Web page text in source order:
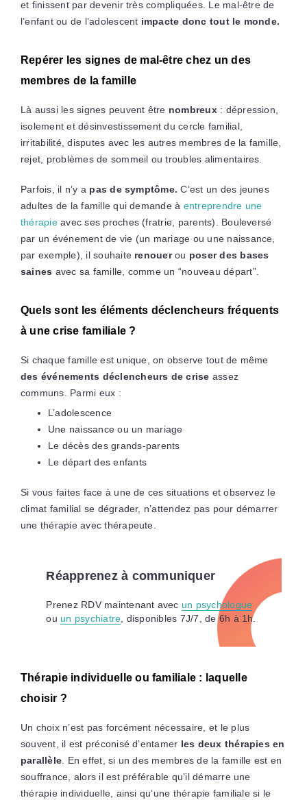
et finissent par devenir très compliquées. Le mal-être de
l’enfant ou de l’adolescent impacte donc tout le monde.
Repérer les signes de mal-être chez un des
membres de la famille
Là aussi les signes peuvent être nombreux: dépression,
isolement et désinvestissement du cercle familial,
irritabilité, disputes avec les autres membres de la famille,
rejet, problèmes de sommeil ou troubles alimentaires.
Parfois, il n’y a pas de symptôme. C’est un des jeunes
adultes de la famille qui demande à entreprendre une
thérapieavec ses proches (fratrie, parents). Bouleversé
par un événement de vie (un mariage ou une naissance,
par exemple), il souhaite renouerou poser des bases
saines avec sa famille, comme un “nouveau départ”.
Quels sont les éléments déclencheurs fréquents
à une crise familiale ?
Si chaque famille est unique, on observe tout de même
des événements déclencheurs de crise assez
communs. Parmi eux :
L’adolescence
Une naissance ou un mariage
Le décès des grands-parents
Le départ des enfants
Si vous faites face à une de ces situations et observez le
climat familial se dégrader, n’attendez pas pour démarrer
une thérapie avec thérapeute.
Réapprenez à communiquer
Prenez RDV maintenant avec un psychologue
ou un psychiatre , disponibles 7J/7, de 6h à 1h.
Thérapie individuelle ou familiale : laquelle
choisir ?
Un choix n’est pas forcément nécessaire, et le plus
souvent, il est préconisé d’entamer les deux thérapies en
parallèle . En effet, si un des membres de la famille est en
souffrance, alors il est préférable qu’il démarre une
thérapie individuelle, ainsi qu’une thérapie familiale si le